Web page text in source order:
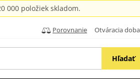
000 položiek skladom.
Porovnanie Otváracia
Hľadať